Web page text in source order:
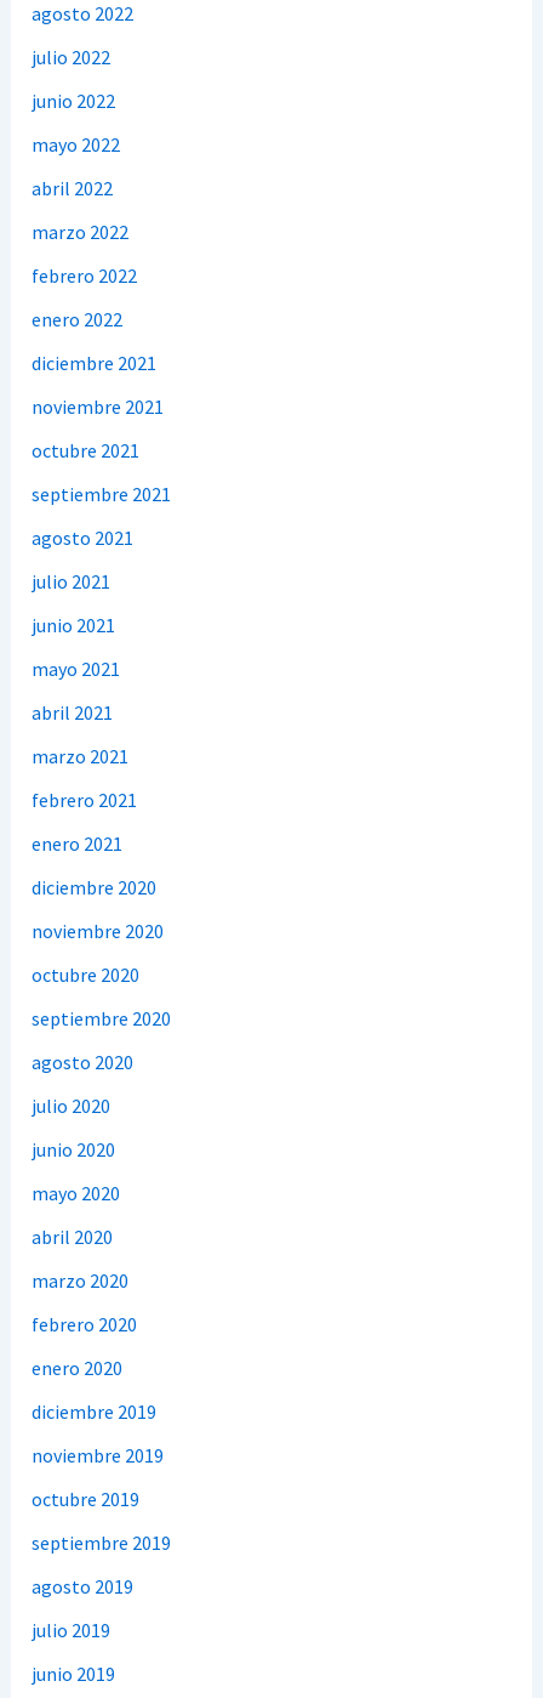
agosto 2022
julio 2022
junio 2022
mayo 2022
abril 2022
marzo 2022
febrero 2022
enero 2022
diciembre 2021
noviembre 2021
octubre 2021
septiembre 2021
agosto 2021
julio 2021
junio 2021
mayo 2021
abril 2021
marzo 2021
febrero 2021
enero 2021
diciembre 2020
noviembre 2020
octubre 2020
septiembre 2020
agosto 2020
julio 2020
junio 2020
mayo 2020
abril 2020
marzo 2020
febrero 2020
enero 2020
diciembre 2019
noviembre 2019
octubre 2019
septiembre 2019
agosto 2019
julio 2019
junio 2019